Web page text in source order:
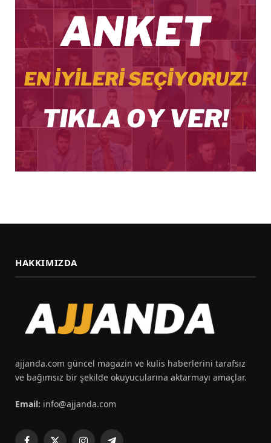
HAKKIMIZDA
ajjanda.com güncel magazin ve kulis haberlerini tarafsız
ve bağımsız bir şekilde okuyucularına aktarmayı amaçlar.
Email: info@ajjanda.com